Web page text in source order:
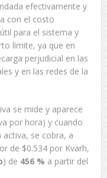
efectivamente y
con el costo
para el sistema y
límite, ya que en
perjudicial en las
y en las redes de la
se mide y aparece
por hora) y cuando
activa, se cobra, a
de $0.534 por Kvarh,
) de 456 % a partir del